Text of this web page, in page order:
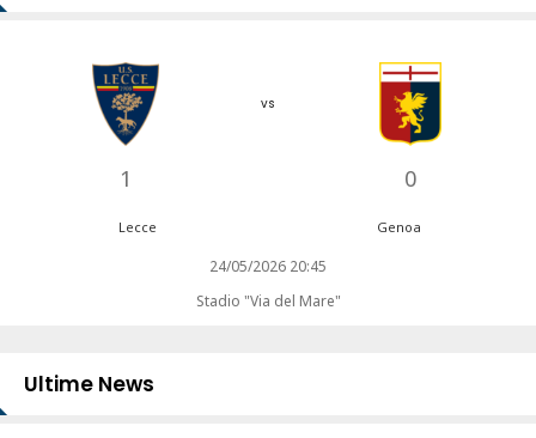
1
vs
0
Lecce Genoa
24/05/2026 20:45
Stadio "Via del Mare"
Ultime News